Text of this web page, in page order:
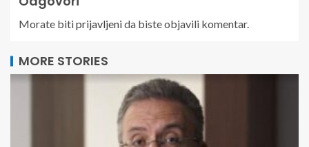
Morate bitiprijavljenida biste objavili komentar.
MORE STORIES